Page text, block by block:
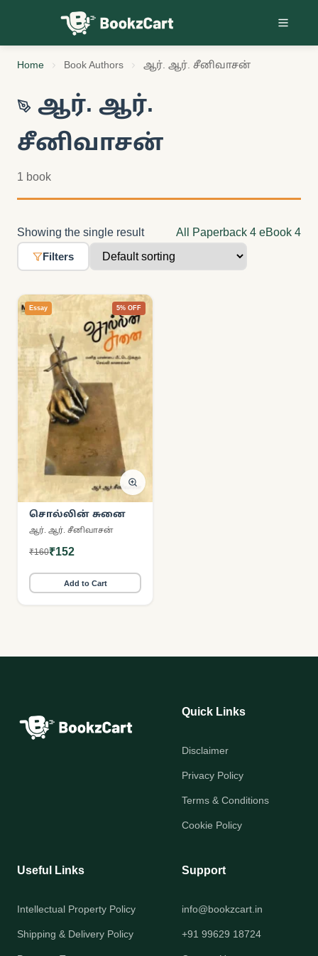
Skip to content
Home Book Authors ஆர். ஆர். சீனிவாசன்
ஆர். ஆர்.
சீனிவாசன்
1 book
Showing the single result All Paperback 4 eBook 4
Filters
Essay 5% OFF
சொல்லின் சுனை
ஆர். ஆர். சீனிவாசன்
₹160₹152
Add to Cart
Quick Links
Disclaimer
Privacy Policy
Terms & Conditions
Cookie Policy
Useful Links
Intellectual Property Policy
Shipping & Delivery Policy
Support
info@bookzcart.in
+91 99629 18724